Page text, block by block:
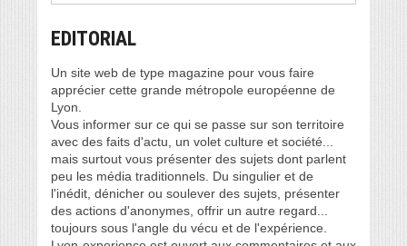
EDITORIAL
Un site web de type magazine pour vous faire
apprécier cette grande métropole européenne de
Lyon.
Vous informer sur ce qui se passe sur son territoire
avec des faits d'actu, un volet culture et société...
mais surtout vous présenter des sujets dont parlent
peu les média traditionnels. Du singulier et de
l'inédit, dénicher ou soulever des sujets, présenter
des actions d'anonymes, offrir un autre regard...
toujours sous l'angle du vécu et de l'expérience.